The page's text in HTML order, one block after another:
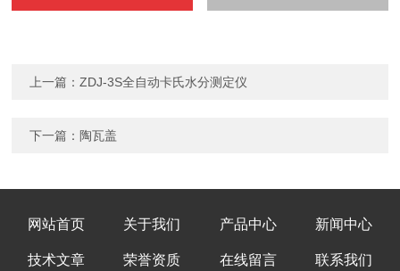
上一篇：ZDJ-3S全自动卡氏水分测定仪
下一篇： 陶瓦盖
网站首页 关于我们 产品中心 新闻中心
技术文章 荣誉资质 在线留言 联系我们